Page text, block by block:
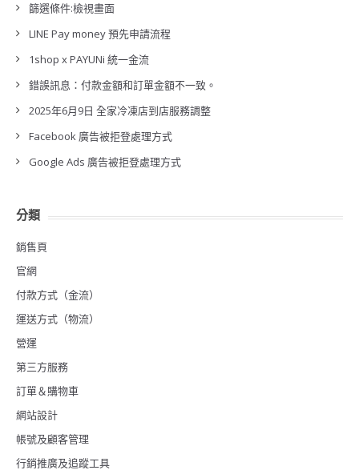
篩選條件:檢視畫面
LINE Pay money 預先申請流程
1shop x PAYUNi 統一金流
錯誤訊息：付款金額和訂單金額不一致。
2025年6月9日 全家冷凍店到店服務調整
Facebook 廣告被拒登處理方式
Google Ads 廣告被拒登處理方式
分類
銷售頁
官網
付款方式（金流）
運送方式（物流）
營運
第三方服務
訂單＆購物車
網站設計
帳號及顧客管理
行銷推廣及追蹤工具